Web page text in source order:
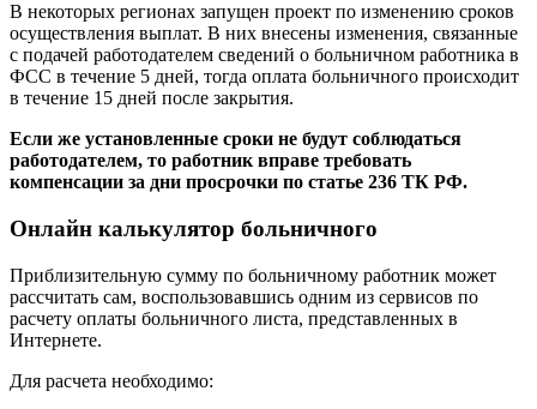
В некоторых регионах запущен проект по изменению сроков
осуществления выплат. В них внесены изменения, связанные
с подачей работодателем сведений о больничном работника в
ФСС в течение 5 дней, тогда оплата больничного происходит
в течение 15 дней после закрытия.
Если же установленные сроки не будут соблюдаться
работодателем, то работник вправе требовать
компенсации за дни просрочки по статье 236 ТК РФ.
Онлайн калькулятор больничного
Приблизительную сумму по больничному работник может
рассчитать сам, воспользовавшись одним из сервисов по
расчету оплаты больничного листа, представленных в
Интернете.
Для расчета необходимо: